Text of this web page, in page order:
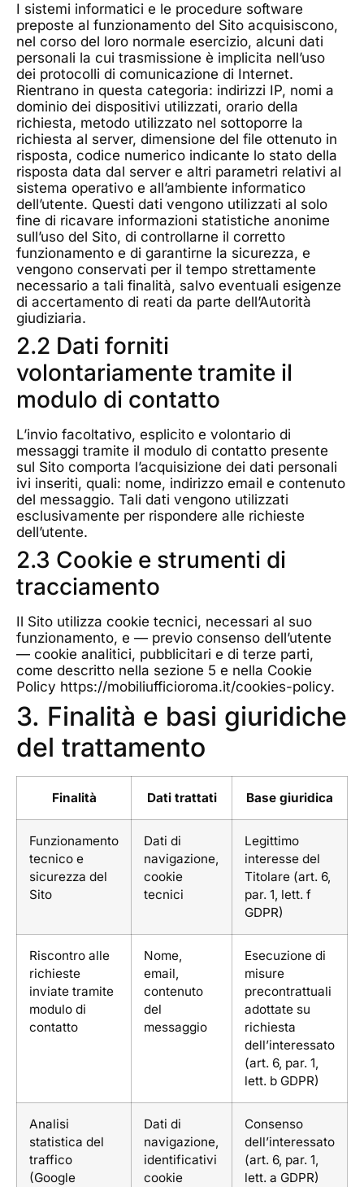
I sistemi informatici e le procedure software
preposte al funzionamento del Sito acquisiscono,
nel corso del loro normale esercizio, alcuni dati
personali la cui trasmissione è implicita nell’uso
dei protocolli di comunicazione di Internet.
Rientrano in questa categoria: indirizzi IP, nomi a
dominio dei dispositivi utilizzati, orario della
richiesta, metodo utilizzato nel sottoporre la
richiesta al server, dimensione del file ottenuto in
risposta, codice numerico indicante lo stato della
risposta data dal server e altri parametri relativi al
sistema operativo e all’ambiente informatico
dell’utente. Questi dati vengono utilizzati al solo
fine di ricavare informazioni statistiche anonime
sull’uso del Sito, di controllarne il corretto
funzionamento e di garantirne la sicurezza, e
vengono conservati per il tempo strettamente
necessario a tali finalità, salvo eventuali esigenze
di accertamento di reati da parte dell’Autorità
giudiziaria.
2.2 Dati forniti
volontariamente tramite il
modulo di contatto
L’invio facoltativo, esplicito e volontario di
messaggi tramite il modulo di contatto presente
sul Sito comporta l’acquisizione dei dati personali
ivi inseriti, quali: nome, indirizzo email e contenuto
del messaggio. Tali dati vengono utilizzati
esclusivamente per rispondere alle richieste
dell’utente.
2.3 Cookie e strumenti di
tracciamento
Il Sito utilizza cookie tecnici, necessari al suo
funzionamento, e — previo consenso dell’utente
— cookie analitici, pubblicitari e di terze parti,
come descritto nella sezione 5 e nella Cookie
Policy https://mobiliufficioroma.it/cookies-policy.
3. Finalità e basi giuridiche
del trattamento
Finalità Dati trattati Base giuridica
Funzionamento
tecnico e
sicurezza del
Sito
Dati di
navigazione,
cookie
tecnici
Legittimo
interesse del
Titolare (art. 6,
par. 1, lett. f
GDPR)
Riscontro alle
richieste
inviate tramite
modulo di
contatto
Nome,
email,
contenuto
del
messaggio
Esecuzione di
misure
precontrattuali
adottate su
richiesta
dell’interessato
(art. 6, par. 1,
lett. b GDPR)
Analisi
statistica del
traffico
(Google
Dati di
navigazione,
identificativi
cookie
Consenso
dell’interessato
(art. 6, par. 1,
lett. a GDPR)